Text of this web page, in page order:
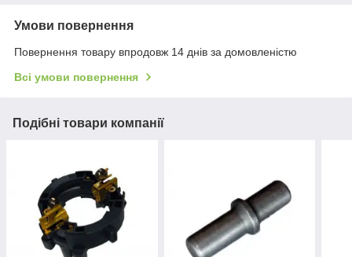
Умови повернення
Повернення товару впродовж 14 днів за домовленістю
Всі умови повернення
Подібні товари компанії